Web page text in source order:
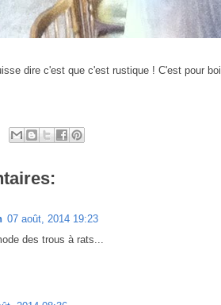
dire c'est que c'est rustique ! C'est pour
07 août, 2014 19:23
des trous à rats...